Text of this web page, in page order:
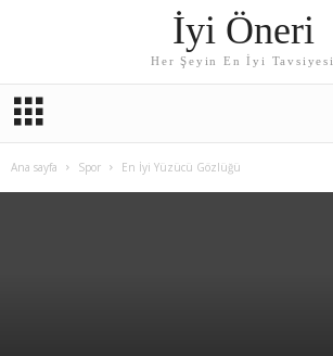
İyi Öneri
Her Şeyin En İyi Tavsiyesi
Ana sayfa Spor En İyi Yüzücü Gözlüğü